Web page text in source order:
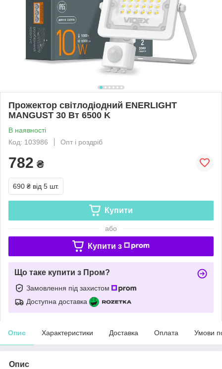
Прожектор світлодіодний ENERLIGHT
MANGUST 30 Вт 6500 K
В наявності
Код: 103986
Опт і роздріб
782 ₴
690 ₴ від 5 шт.
Купити
або
Купити з
Що таке купити з Пром?
Замовлення під захистом
Доступна доставка
Опис Характеристики Доставка Оплата Умови
Опис